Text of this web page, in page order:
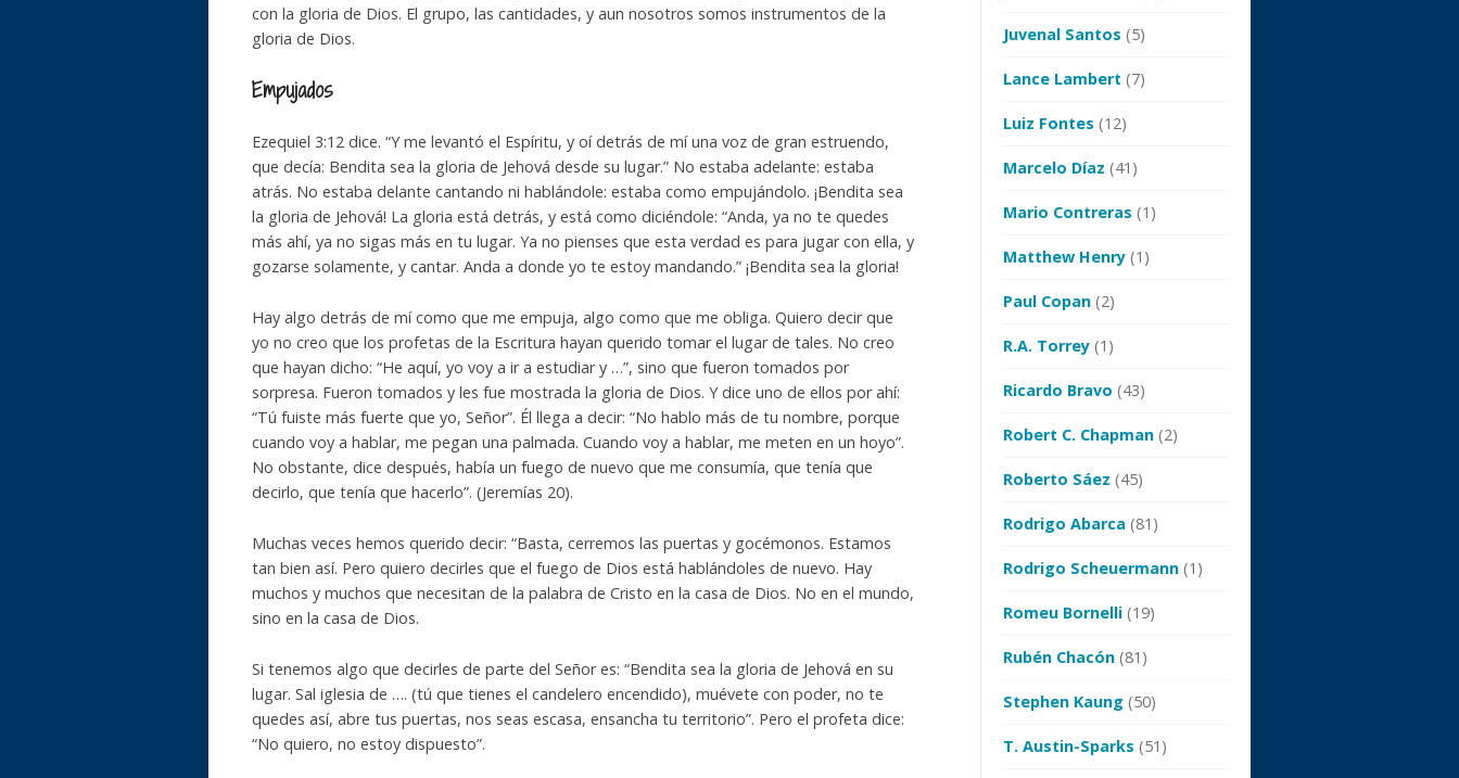
con la gloria de Dios. El grupo, las cantidades, y aun nosotros somos instrumentos de la
gloria de Dios.
Empujados
Ezequiel 3:12 dice. “Y me levantó el Espíritu, y oí detrás de mí una voz de gran estruendo,
que decía: Bendita sea la gloria de Jehová desde su lugar.” No estaba adelante: estaba
atrás. No estaba delante cantando ni hablándole: estaba como empujándolo. ¡Bendita sea
la gloria de Jehová! La gloria está detrás, y está como diciéndole: “Anda, ya no te quedes
más ahí, ya no sigas más en tu lugar. Ya no pienses que esta verdad es para jugar con ella, y
gozarse solamente, y cantar. Anda a donde yo te estoy mandando.” ¡Bendita sea la gloria!
Hay algo detrás de mí como que me empuja, algo como que me obliga. Quiero decir que
yo no creo que los profetas de la Escritura hayan querido tomar el lugar de tales. No creo
que hayan dicho: “He aquí, yo voy a ir a estudiar y …”, sino que fueron tomados por
sorpresa. Fueron tomados y les fue mostrada la gloria de Dios. Y dice uno de ellos por ahí:
“Tú fuiste más fuerte que yo, Señor”. Él llega a decir: “No hablo más de tu nombre, porque
cuando voy a hablar, me pegan una palmada. Cuando voy a hablar, me meten en un hoyo”.
No obstante, dice después, había un fuego de nuevo que me consumía, que tenía que
decirlo, que tenía que hacerlo”. (Jeremías 20).
Muchas veces hemos querido decir: “Basta, cerremos las puertas y gocémonos. Estamos
tan bien así. Pero quiero decirles que el fuego de Dios está hablándoles de nuevo. Hay
muchos y muchos que necesitan de la palabra de Cristo en la casa de Dios. No en el mundo,
sino en la casa de Dios.
Si tenemos algo que decirles de parte del Señor es: “Bendita sea la gloria de Jehová en su
lugar. Sal iglesia de …. (tú que tienes el candelero encendido), muévete con poder, no te
quedes así, abre tus puertas, nos seas escasa, ensancha tu territorio”. Pero el profeta dice:
“No quiero, no estoy dispuesto”.
Juvenal Santos (5)
Lance Lambert (7)
Luiz Fontes (12)
Marcelo Díaz (41)
Mario Contreras (1)
Matthew Henry (1)
Paul Copan (2)
R.A. Torrey (1)
Ricardo Bravo (43)
Robert C. Chapman (2)
Roberto Sáez (45)
Rodrigo Abarca (81)
Rodrigo Scheuermann (1)
Romeu Bornelli (19)
Rubén Chacón (81)
Stephen Kaung (50)
T. Austin-Sparks (51)